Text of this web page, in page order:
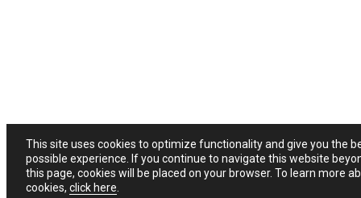
This site uses cookies to optimize functionality and give you the
possible experience. If you continue to navigate this website
this page, cookies will be placed on your browser. To learn more
cookies, click here